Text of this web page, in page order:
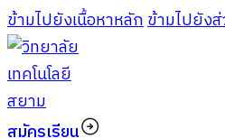
ข้ามไปยังเนื้อหาหลักข้ามไปยัง
สมัครเรียน